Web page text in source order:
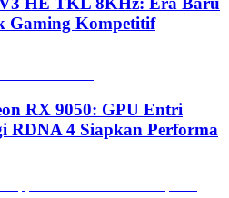
Gaming Kompetitif
RX 9050: GPU Entri
RDNA 4 Siapkan Performa